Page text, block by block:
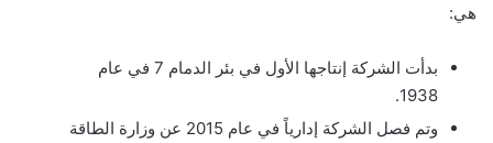
هي:
بدأت الشركة إنتاجها الأول في بئر الدمام 7 في عام
1938.
وتم فصل الشركة إدارياً في عام 2015 عن وزارة الطاقة